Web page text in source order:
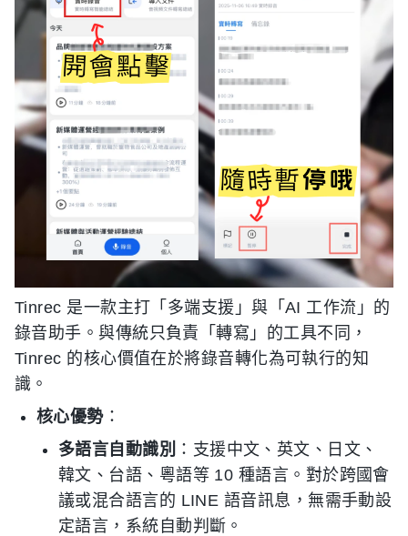
Tinrec 是一款主打「多端支援」與「AI 工作流」的
錄音助手。與傳統只負責「轉寫」的工具不同，
Tinrec 的核心價值在於將錄音轉化為可執行的知
識。
核心優勢：
多語言自動識別 ：支援中文、英文、日文、
韓文、台語、粵語等 10 種語言。對於跨國會
議或混合語言的 LINE 語音訊息，無需手動設
定語言，系統自動判斷。